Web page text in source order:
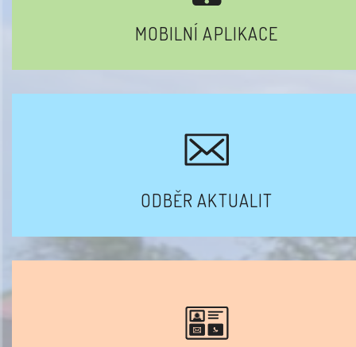
MOBILNÍ APLIKACE
ODBĚR AKTUALIT